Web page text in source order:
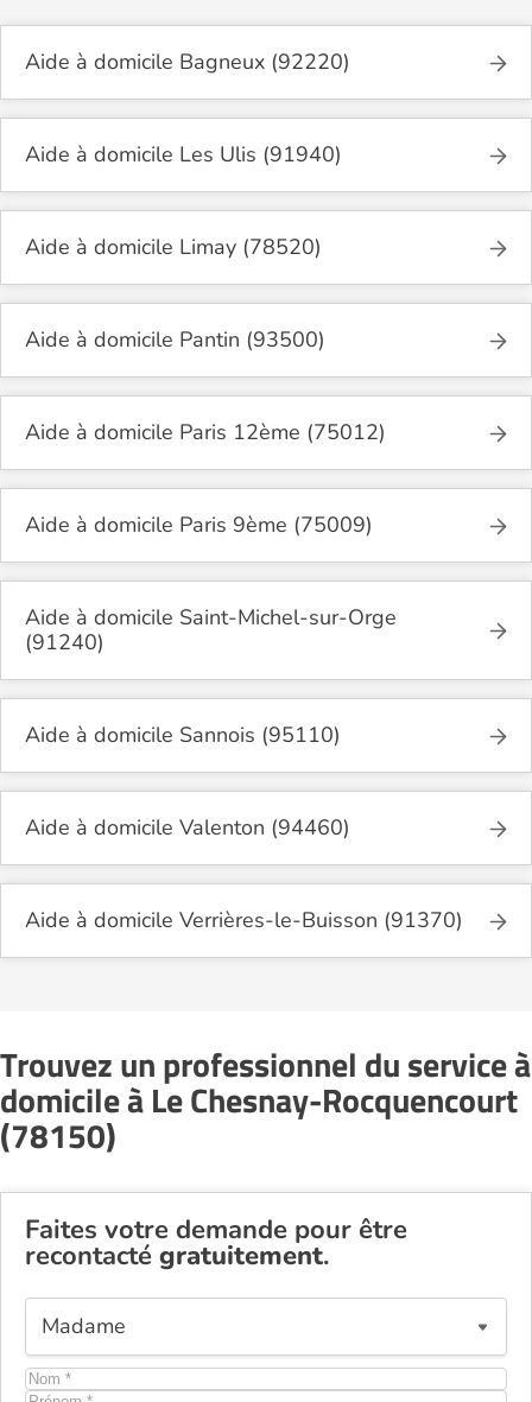
Aide à domicile Bagneux (92220)
Aide à domicile Les Ulis (91940)
Aide à domicile Limay (78520)
Aide à domicile Pantin (93500)
Aide à domicile Paris 12ème (75012)
Aide à domicile Paris 9ème (75009)
Aide à domicile Saint-Michel-sur-Orge
(91240)
Aide à domicile Sannois (95110)
Aide à domicile Valenton (94460)
Aide à domicile Verrières-le-Buisson (91370)
Trouvez un professionnel du service à
domicile à Le Chesnay-Rocquencourt
(78150)
Faites votre demande pour être
recontacté gratuitement.